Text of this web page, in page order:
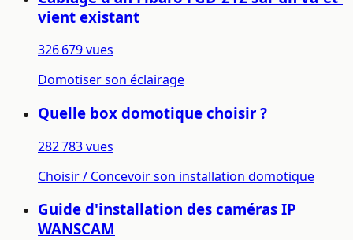
vient existant
326 679 vues
Domotiser son éclairage
Quelle box domotique choisir ?
282 783 vues
Choisir / Concevoir son installation domotique
Guide d'installation des caméras IP
WANSCAM